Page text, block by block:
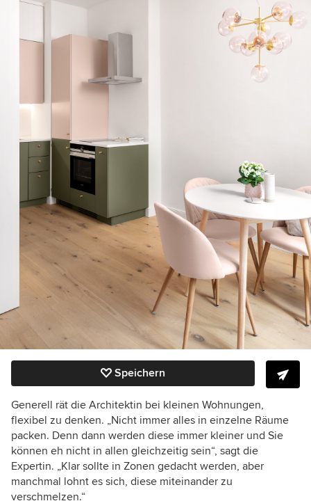
Speichern
Generell rät die Architektin bei kleinen Wohnungen,
flexibel zu denken. „Nicht immer alles in einzelne Räume
packen. Denn dann werden diese immer kleiner und Sie
können eh nicht in allen gleichzeitig sein“, sagt die
Expertin. „Klar sollte in Zonen gedacht werden, aber
manchmal lohnt es sich, diese miteinander zu
verschmelzen.“